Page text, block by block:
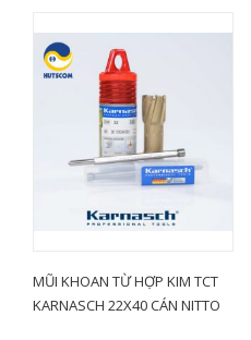
MŨI KHOAN TỪ HỢP KIM TCT
KARNASCH 22X40 CÁN NITTO